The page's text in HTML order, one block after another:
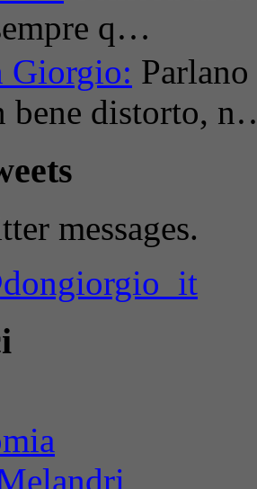
q…
Giorgio:
bene distorto,
messages.